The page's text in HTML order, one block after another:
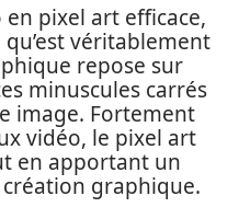
pixel art efficace,
véritablement
repose sur
minuscules carrés
image. Fortement
vidéo, le pixel art
en apportant un
graphique.